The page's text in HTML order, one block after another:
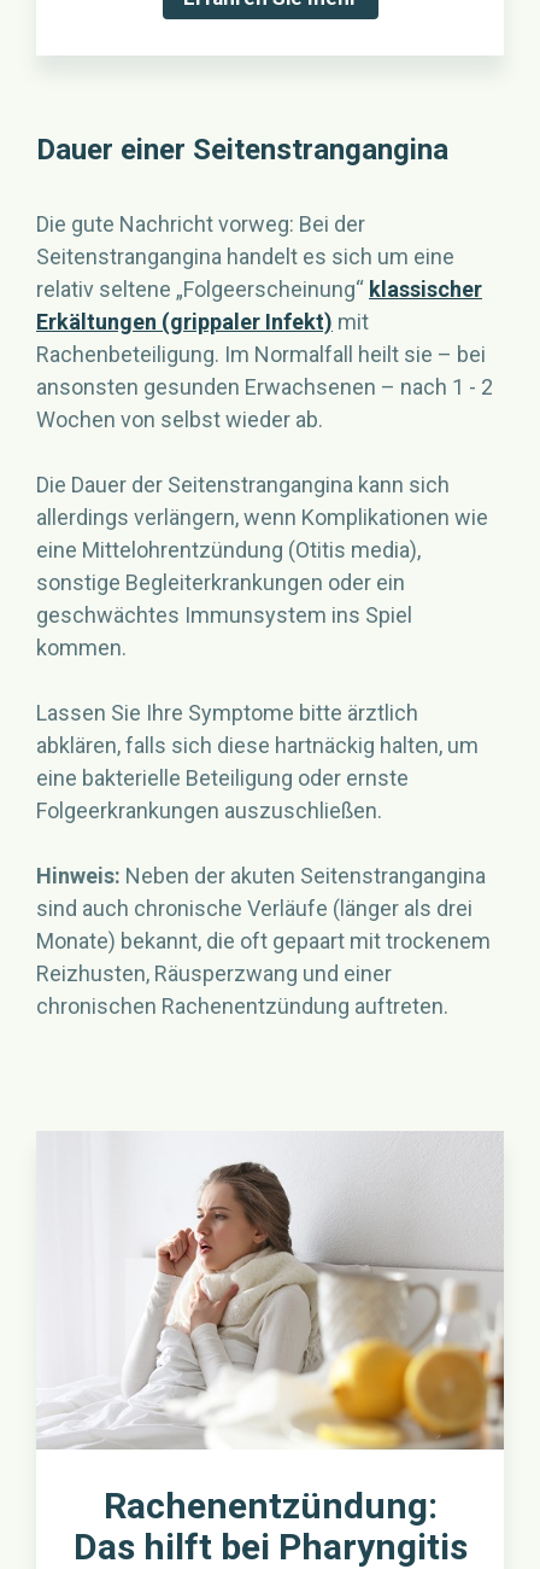
Dauer einer Seitenstrangangina
Die gute Nachricht vorweg: Bei der
Seitenstrangangina handelt es sich um eine
relativ seltene „Folgeerscheinung“ klassischer
Erkältungen (grippaler Infekt) mit
Rachenbeteiligung. Im Normalfall heilt sie – bei
ansonsten gesunden Erwachsenen – nach 1 - 2
Wochen von selbst wieder ab.
Die Dauer der Seitenstrangangina kann sich
allerdings verlängern, wenn Komplikationen wie
eine Mittelohrentzündung (Otitis media),
sonstige Begleiterkrankungen oder ein
geschwächtes Immunsystem ins Spiel
kommen.
Lassen Sie Ihre Symptome bitte ärztlich
abklären, falls sich diese hartnäckig halten, um
eine bakterielle Beteiligung oder ernste
Folgeerkrankungen auszuschließen.
Hinweis: Neben der akuten Seitenstrangangina
sind auch chronische Verläufe (länger als drei
Monate) bekannt, die oft gepaart mit trockenem
Reizhusten, Räusperzwang und einer
chronischen Rachenentzündung auftreten.
Rachenentzündung:
Das hilft bei Pharyngitis